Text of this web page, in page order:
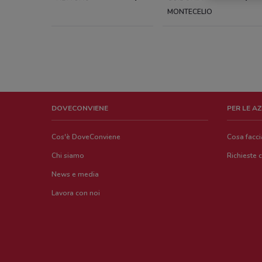
MONTECELIO
DOVECONVIENE
Cos'è DoveConviene
Chi siamo
News e media
Lavora con noi
PER LE
Cosa
Richieste